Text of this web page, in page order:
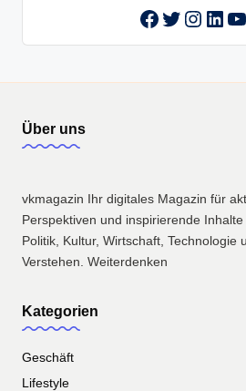
Facebook
Twitter
Über uns
vkmagazin Ihr digitales Magazin für
Perspektiven und inspirierende
Politik, Kultur, Wirtschaft, Technologie
Verstehen. Weiterdenken
Kategorien
Geschäft
Lifestyle